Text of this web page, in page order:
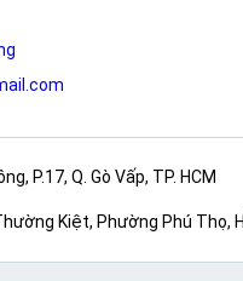
P.17, Q. Gò Vấp, TP. HCM
Kiệt, Phường Phú Thọ,